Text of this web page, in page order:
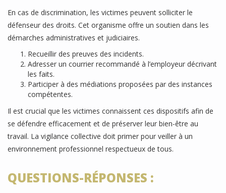
En cas de discrimination, les victimes peuvent solliciter le
défenseur des droits. Cet organisme offre un soutien dans les
démarches administratives et judiciaires.
Recueillir des preuves des incidents.
Adresser un courrier recommandé à l’employeur décrivant
les faits.
Participer à des médiations proposées par des instances
compétentes.
Il est crucial que les victimes connaissent ces dispositifs afin de
se défendre efficacement et de préserver leur bien-être au
travail. La vigilance collective doit primer pour veiller à un
environnement professionnel respectueux de tous.
QUESTIONS-RÉPONSES :